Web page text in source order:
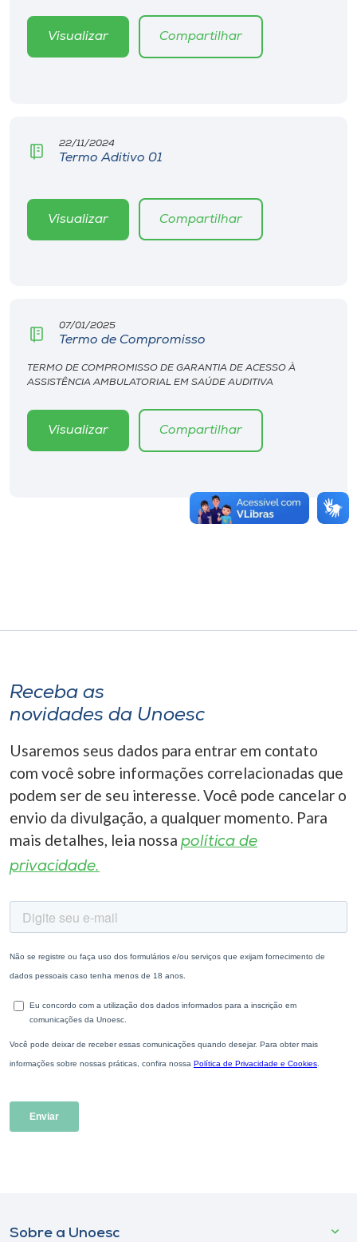
Unoesc
Visualizar Compartilhar
22/11/2024
Termo Aditivo 01
Visualizar Compartilhar
07/01/2025
Termo de Compromisso
TERMO DE COMPROMISSO DE GARANTIA DE ACESSO À
ASSISTÊNCIA AMBULATORIAL EM SAÚDE AUDITIVA
Visualizar Compartilhar
Receba as
novidades da Unoesc
Usaremos seus dados para entrar em contato
com você sobre informações correlacionadas que
podem ser de seu interesse. Você pode cancelar o
envio da divulgação, a qualquer momento. Para
mais detalhes, leia nossa política de
privacidade.
Sobre a Unoesc